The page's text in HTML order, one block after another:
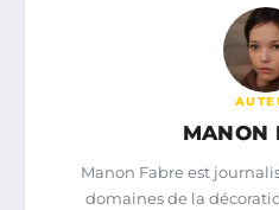
MANON
Manon Fabre est
domaines de la